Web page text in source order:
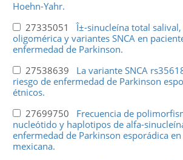
Hoehn-Yahr.
27335051Î±-sinucleína total
oligomérica y variantes SNCA en
enfermedad de Parkinson.
27538639 La variante SNCA
riesgo de enfermedad de Parkinson
étnicos.
27699750 Frecuencia de
nucleótido y haplotipos de alfa-
enfermedad de Parkinson esporádica
mexicana.